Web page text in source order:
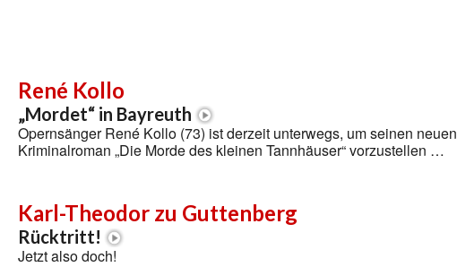
René Kollo
„Mordet“ in Bayreuth
Opernsänger René Kollo (73) ist derzeit unterwegs, um seinen neuen
Kriminalroman „Die Morde des kleinen Tannhäuser“ vorzustellen …
Karl-Theodor zu Guttenberg
Rücktritt!
Jetzt also doch!